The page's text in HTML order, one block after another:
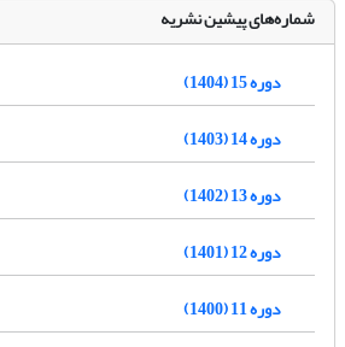
شماره‌های پیشین نشریه
دوره 15 (1404)
دوره 14 (1403)
دوره 13 (1402)
دوره 12 (1401)
دوره 11 (1400)